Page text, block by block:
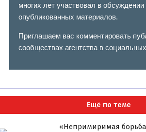
многих лет участвовал в обсуждении
опубликованных материалов.
Приглашаем вас комментировать
сообществах агентства в
Ещё по теме
«Непримиримая